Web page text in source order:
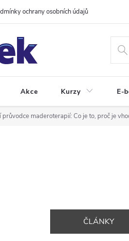
ochrany osobních údajů
Akce Kurzy E-
průvodce maderoterapií: Co je to, proč je
ČLÁNKY